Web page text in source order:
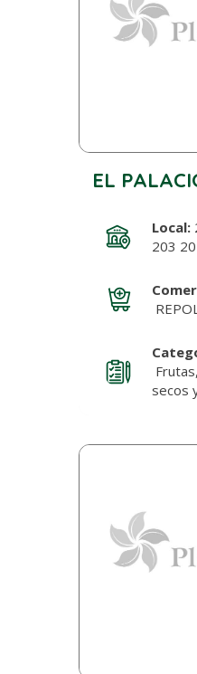
EL
Local:
203
secos